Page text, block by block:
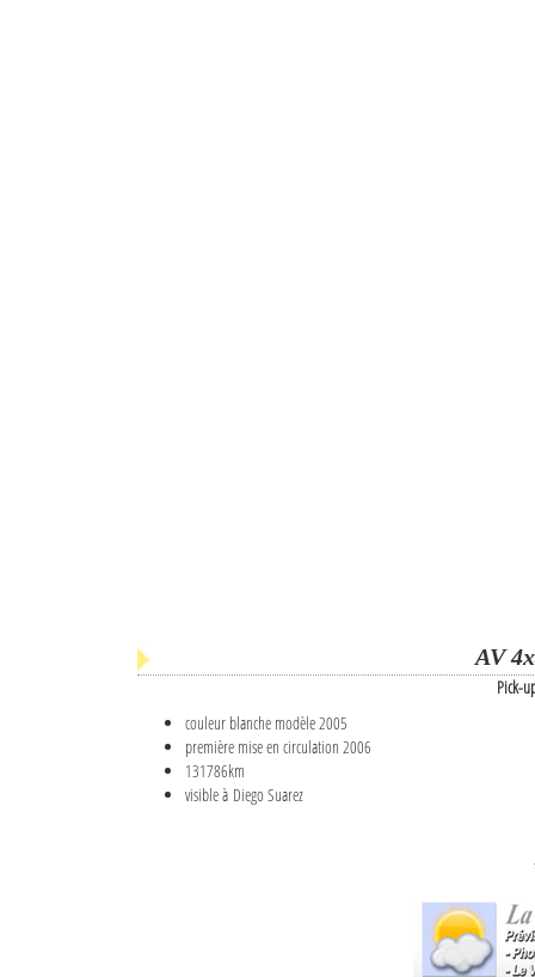
AV
Pick-
couleur blanche modèle 2005
première mise en circulation 2006
131786km
visible à Diego Suarez